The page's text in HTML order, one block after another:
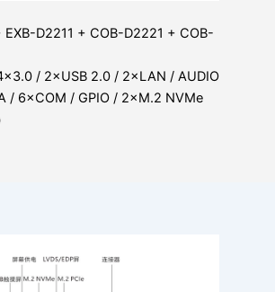
EXB-D2211 + COB-D2221 + COB-
/ 2×USB 2.0 / 2×LAN / AUDIO
/ 6×COM / GPIO / 2×M.2 NVMe